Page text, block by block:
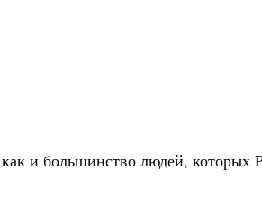
и большинство людей, которых